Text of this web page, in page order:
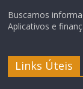
Buscamos
Aplicativos e
Links Úteis